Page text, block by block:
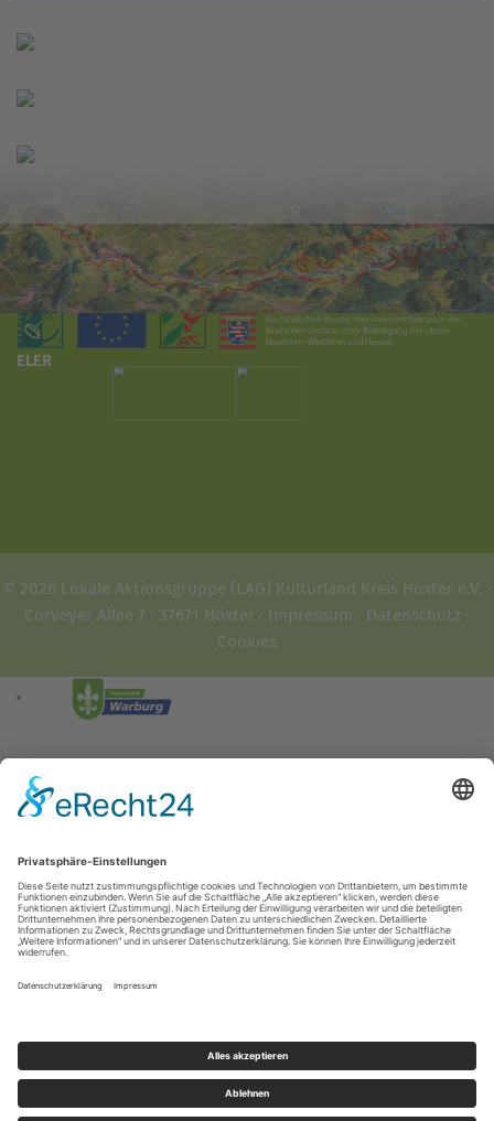
ELER
© 2026 Lokale Aktionsgruppe (LAG) Kulturland Kreis Höxter e.V. ·
Corveyer Allee 7 · 37671 Höxter · Impressum · Datenschutz ·
Cookies